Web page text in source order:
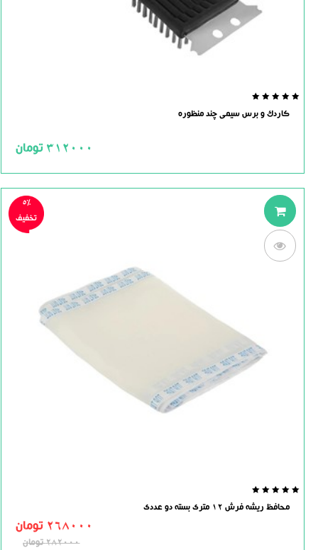
out
کاردک و برس سیمی چند منظوره
312000 تومان
0.0
out
5%
تخفیف
محافظ ریشه فرش 12 متری بسته دو عددی
268000 تومان
282000تومان